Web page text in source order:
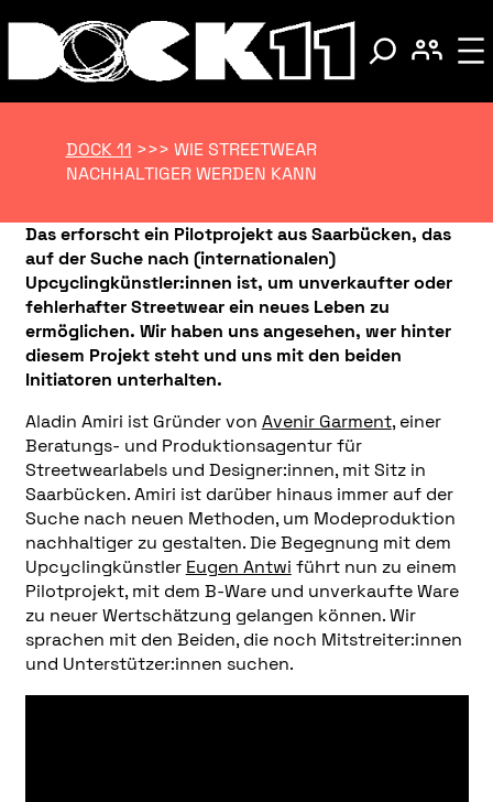
DOCK 11 >>> WIE STREETWEAR
NACHHALTIGER WERDEN KANN
Das erforscht ein Pilotprojekt aus Saarbücken, das
auf der Suche nach (internationalen)
Upcyclingkünstler:innen ist, um unverkaufter oder
fehlerhafter Streetwear ein neues Leben zu
ermöglichen. Wir haben uns angesehen, wer hinter
diesem Projekt steht und uns mit den beiden
Initiatoren unterhalten.
Aladin Amiri ist Gründer von Avenir Garment, einer
Beratungs- und Produktionsagentur für
Streetwearlabels und Designer:innen, mit Sitz in
Saarbücken. Amiri ist darüber hinaus immer auf der
Suche nach neuen Methoden, um Modeproduktion
nachhaltiger zu gestalten. Die Begegnung mit dem
Upcyclingkünstler Eugen Antwi führt nun zu einem
Pilotprojekt, mit dem B-Ware und unverkaufte Ware
zu neuer Wertschätzung gelangen können. Wir
sprachen mit den Beiden, die noch Mitstreiter:innen
und Unterstützer:innen suchen.